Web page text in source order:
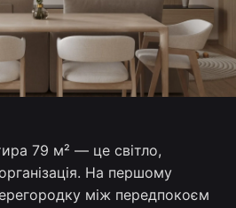
79 м² — це світло,
На першому
між передпокоєм